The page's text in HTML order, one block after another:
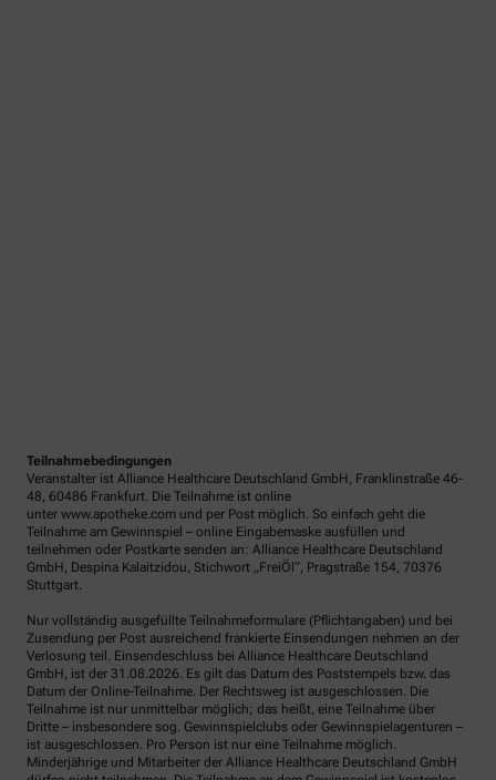
Teilnahmebedingungen
Veranstalter ist Alliance Healthcare Deutschland GmbH, Franklinstraße 46-
48, 60486 Frankfurt. Die Teilnahme ist online
unter www.apotheke.com und per Post möglich. So einfach geht die
Teilnahme am Gewinnspiel – online Eingabemaske ausfüllen und
teilnehmen oder Postkarte senden an: Alliance Healthcare Deutschland
GmbH, Despina Kalaitzidou, Stichwort „FreiÖl“, Pragstraße 154, 70376
Stuttgart.
Nur vollständig ausgefüllte Teilnahmeformulare (Pflichtangaben) und bei
Zusendung per Post ausreichend frankierte Einsendungen nehmen an der
Verlosung teil. Einsendeschluss bei Alliance Healthcare Deutschland
GmbH, ist der 31.08.2026. Es gilt das Datum des Poststempels bzw. das
Datum der Online-Teilnahme. Der Rechtsweg ist ausgeschlossen. Die
Teilnahme ist nur unmittelbar möglich; das heißt, eine Teilnahme über
Dritte – insbesondere sog. Gewinnspielclubs oder Gewinnspielagenturen –
ist ausgeschlossen. Pro Person ist nur eine Teilnahme möglich.
Minderjährige und Mitarbeiter der Alliance Healthcare Deutschland GmbH